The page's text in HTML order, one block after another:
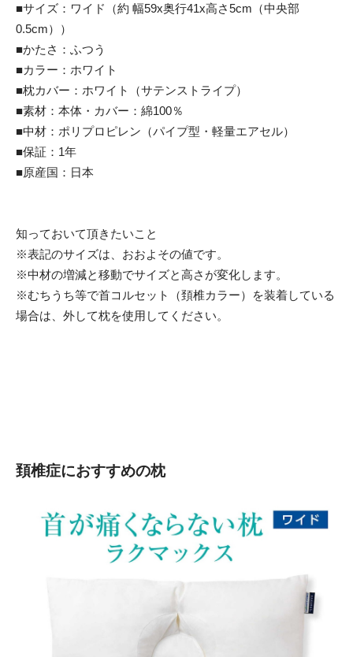
■サイズ：ワイド（約 幅59x奥行41x高さ5cm（中央部
0.5cm））
■かたさ：ふつう
■カラー：ホワイト
■枕カバー：ホワイト（サテンストライプ）
■素材：本体・カバー：綿100％
■中材：ポリプロピレン（パイプ型・軽量エアセル）
■保証：1年
■原産国：日本
知っておいて頂きたいこと
※表記のサイズは、おおよその値です。
※中材の増減と移動でサイズと高さが変化します。
※むちうち等で首コルセット（頚椎カラー）を装着している
場合は、外して枕を使用してください。
頚椎症におすすめの枕